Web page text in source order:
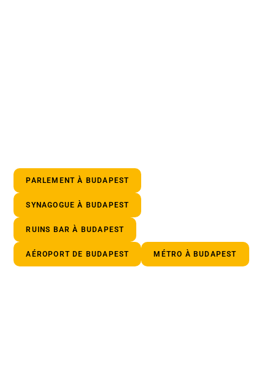
PARLEMENT À BUDAPEST
SYNAGOGUE À BUDAPEST
RUINS BAR À BUDAPEST
AÉROPORT DE BUDAPEST MÉTRO À BUDAPEST